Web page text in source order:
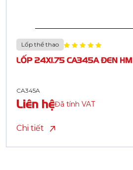
Lốp thể thao
LỐP 24X1.75 CA345A ĐEN
CA345A
Liên hệĐã tính VAT
Chi tiết